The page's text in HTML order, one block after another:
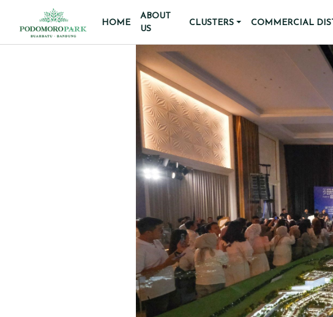
HOME
ABOUT
US
CLUSTERS COMMERCIAL